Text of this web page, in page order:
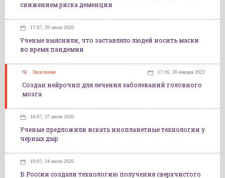
снижением риска деменции
17:07, 29 июля 2026
Ученые выяснили, что заставляло людей носить маски
во время пандемии
Эксклюзив 17:16, 30 января 2023
Создан нейрочип для лечения заболеваний головного
мозга
16:07, 27 июля 2026
Ученые предложили искать инопланетные технологии у
черных дыр
18:07, 24 июля 2026
В России создали технологию получения сверхчистого